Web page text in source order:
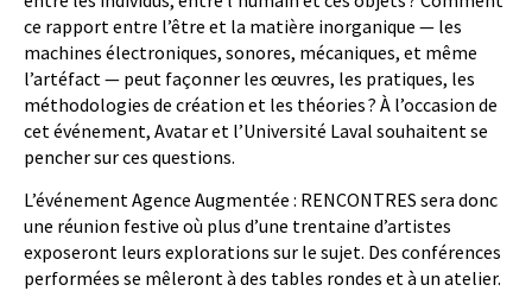
ce rapport entre l’être et la matière inorganique — les
machines électroniques, sonores, mécaniques, et même
l’artéfact — peut façonner les œuvres, les pratiques, les
méthodologies de création et les théories ? À l’occasion de
cet événement, Avatar et l’Université Laval souhaitent se
pencher sur ces questions.
L’événement Agence Augmentée : RENCONTRES sera donc
une réunion festive où plus d’une trentaine d’artistes
exposeront leurs explorations sur le sujet. Des conférences
performées se mêleront à des tables rondes et à un atelier.